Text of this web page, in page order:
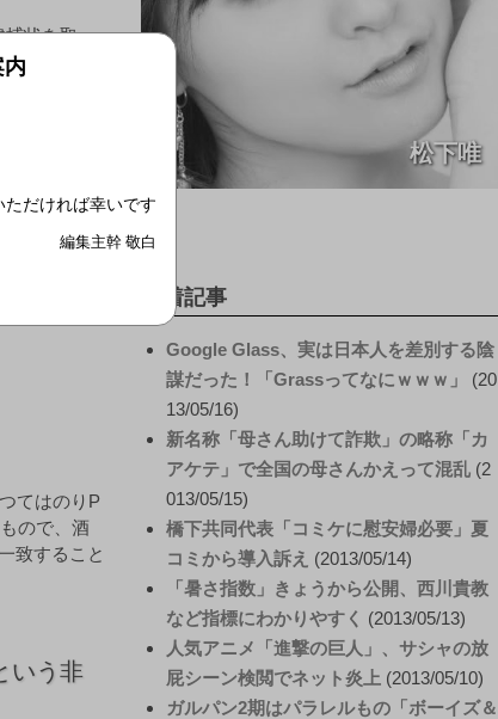
ただければ幸いです
編集主幹 敬白
捕状を取っ
ンで押収
酒井容疑
た」
が、付着し
る決め手
てはのりP
ので、酒
致すること
いう非
松下唯
新着記事
Google Glass、実は日本人を差別する陰
謀だった！「Grassってなにｗｗｗ」
20
13/05/16
新名称「母さん助けて詐欺」の略称「カ
アケテ」で全国の母さんかえって混乱 2
013/05/15
橋下共同代表「コミケに慰安婦必要」夏
コミから導入訴え
2013/05/14
「暑さ指数」きょうから公開、西川貴教
など指標にわかりやすく
2013/05/13
人気アニメ「進撃の巨人」、サシャの放
屁シーン検閲でネット炎上
2013/05/10
ガルパン2期はパラレルもの「ボーイズ＆